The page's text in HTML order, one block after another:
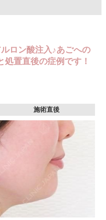
ロン酸注入♪あごへの
処置直後の症例です！
施術直後